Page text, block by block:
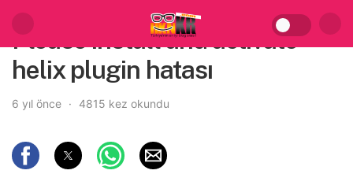
Please install and activate
helix plugin hatası
6 yıl önce 4815 kez okundu